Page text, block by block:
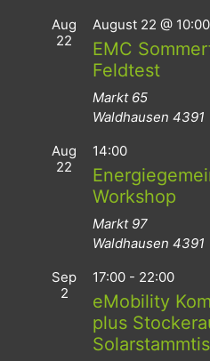
Aug
22
August 22 @ 10:00
EMC
Feldtest
Markt 65
Waldhausen 4391
Aug
22
14:00
Workshop
Markt 97
Waldhausen 4391
Sep
2
17:00 - 22:00
eMobility
plus